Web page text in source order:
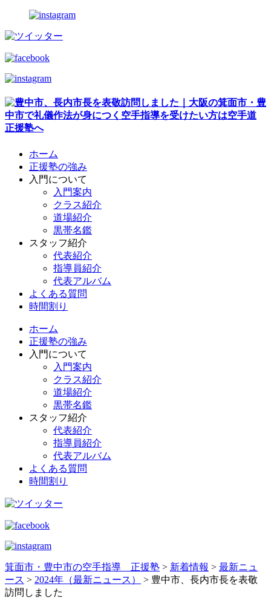
ホーム
正援塾の強み
入門について
入門案内
クラス紹介
道場紹介
黒帯名鑑
スタッフ紹介
代表紹介
指導員紹介
代表アルバム
よくある質問
時間割り
ホーム
正援塾の強み
入門について
入門案内
クラス紹介
道場紹介
黒帯名鑑
スタッフ紹介
代表紹介
指導員紹介
代表アルバム
よくある質問
時間割り
箕面市・豊中市の空手指導 正援塾 > 新着情報 > 最新ニュ
ース > 2024年（最新ニュース） > 豊中市、長内市長を表敬
訪問しました